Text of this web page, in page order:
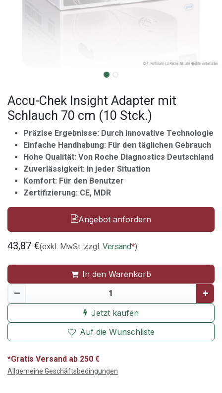
Accu-Chek Insight Adapter mit
Schlauch 70 cm (10 Stck.)
Präzise Ergebnisse: Durch innovative Technologie
Einfache Handhabung: Für den täglichen Gebrauch
Hohe Qualität: Von Roche Diagnostics Deutschland
Zuverlässigkeit: In jeder Situation
Komfort: Für den Benutzer
Zertifizierung: CE, MDR
Angebot anfordern
43,87 €(exkl. MwSt. zzgl. Versand*)
In den Warenkorb
Jetzt kaufen
Auf die Wunschliste
*Gratis Versand ab 250 €
Allgemeine Geschäftsbedingungen